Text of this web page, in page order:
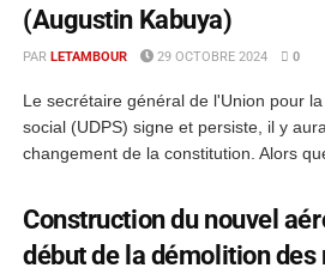
(Augustin Kabuya)
PAR LETAMBOUR 29 OCTOBRE 2024 0
Le secrétaire général de l'Union pour
social (UDPS) signe et persiste, il y
changement de la constitution. Alors
Construction du nouvel
début de la démolition